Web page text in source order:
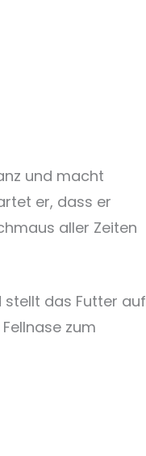
und macht
er, dass er
aller Zeiten
stellt das Futter auf
zum